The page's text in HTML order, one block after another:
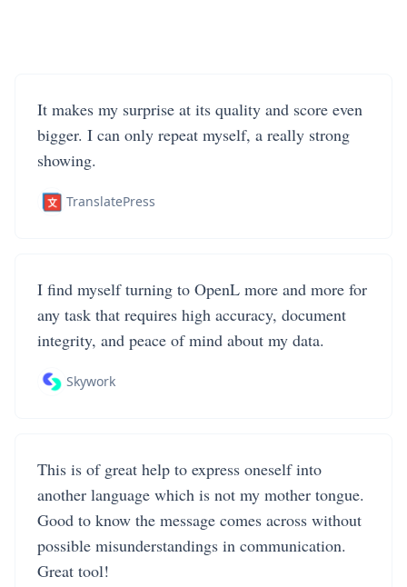
It makes my surprise at its quality and score even
bigger. I can only repeat myself, a really strong
showing.
TranslatePress
I find myself turning to OpenL more and more for
any task that requires high accuracy, document
integrity, and peace of mind about my data.
Skywork
This is of great help to express oneself into
another language which is not my mother tongue.
Good to know the message comes across without
possible misunderstandings in communication.
Great tool!